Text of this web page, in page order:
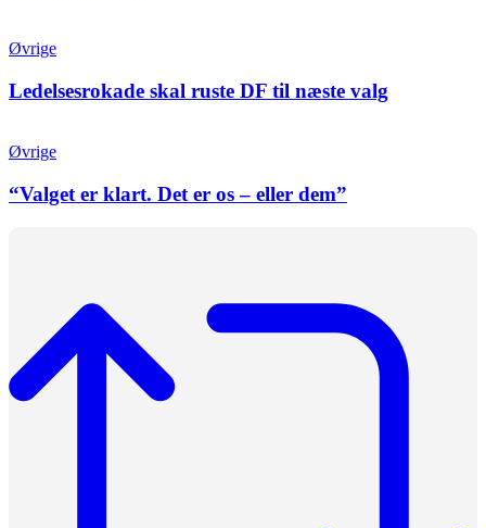
Øvrige
Ledelsesrokade skal ruste DF til næste valg
Øvrige
“Valget er klart. Det er os – eller dem”